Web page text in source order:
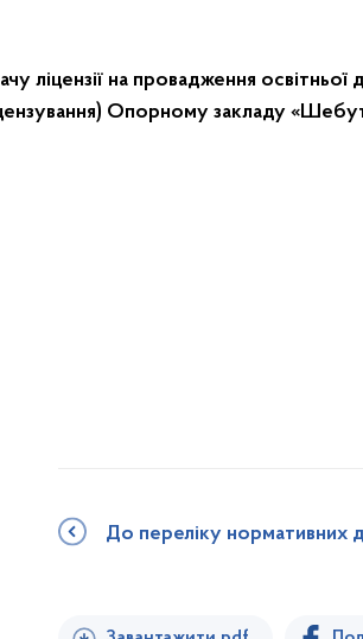
ліцензії на провадження
Опорному закладу
До переліку нормативних